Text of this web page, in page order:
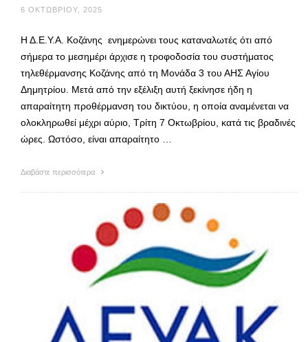
6 ΟΚΤΩΒΡΊΟΥ, 2025
Η Δ.Ε.Υ.Α. Κοζάνης ενημερώνει τους καταναλωτές ότι από
σήμερα το μεσημέρι άρχισε η τροφοδοσία του συστήματος
τηλεθέρμανσης Κοζάνης από τη Μονάδα 3 του ΑΗΣ Αγίου
Δημητρίου. Μετά από την εξέλιξη αυτή ξεκίνησε ήδη η
απαραίτητη προθέρμανση του δικτύου, η οποία αναμένεται να
ολοκληρωθεί μέχρι αύριο, Τρίτη 7 Οκτωβρίου, κατά τις βραδινές
ώρες. Ωστόσο, είναι απαραίτητο …
Διαβάστε περισσότερα